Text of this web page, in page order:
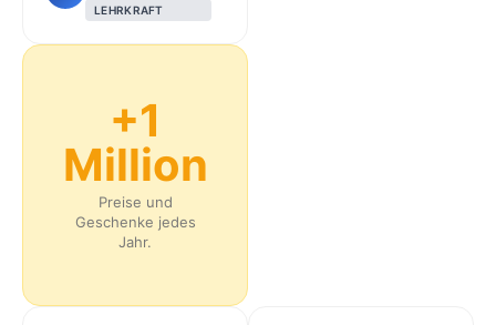
LEHRKRAFT
+1
Million
Preise und
Geschenke jedes
Jahr.